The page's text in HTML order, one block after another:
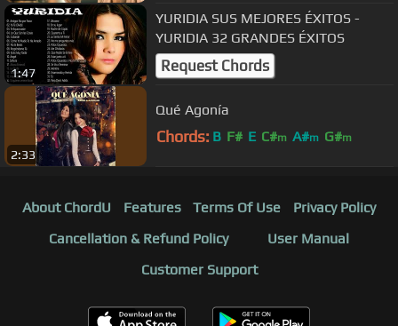
1:47
YURIDIA SUS MEJORES ÉXITOS -
YURIDIA 32 GRANDES ÉXITOS
Request Chords
2:33
Qué Agonía
Chords: B F# E C#m A#m G#m
About ChordU Features Terms Of Use
Privacy Policy
Cancellation & Refund Policy
User Manual
Customer Support